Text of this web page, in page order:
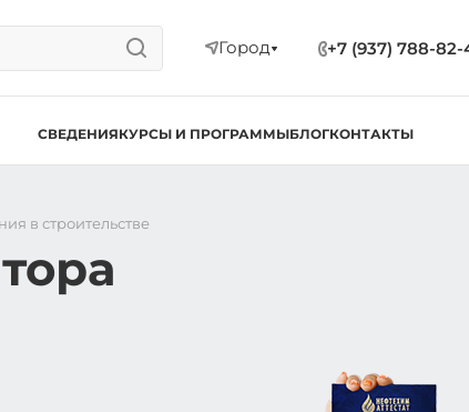
Город +7 (937) 788-82-
СВЕДЕНИЯКУРСЫ И ПРОГРАММЫБЛОГКОНТАКТЫ
в строительстве